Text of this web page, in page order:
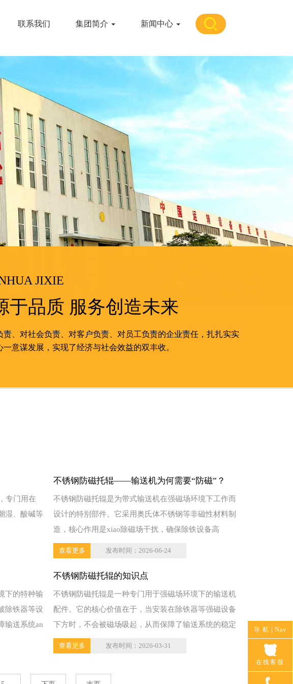
联系我们 集团简介 新闻中心
JIXIE
于品质 服务创造未来
责、对社会负责、对客户负责、对员工负责的企业责任，扎扎实实
一意谋发展，实现了经济与社会效益的双丰收。
专门用在
湿、酸碱等
不锈钢防磁托辊——输送机为何需要“防磁”？
不锈钢防磁托辊是为带式输送机在强磁场环境下工作而
设计的特别部件。它采用奥氏体不锈钢等非磁性材料制
造，核心作用是xiao除磁场干扰，确保除铁设备高
xiao...
查看更多 发布时间：2026-06-24
下的特种输
除铁器等设
输送系统an
不锈钢防磁托辊的知识点
不锈钢防磁托辊是一种专门用于强磁场环境下的输送机
配件。它的核心价值在于，当安装在除铁器等强磁设备
下方时，不会被磁场吸起，从而保障了输送系统的稳定
运行。
查看更多 发布时间：2026-03-31
导 航 | Nav
在线客服